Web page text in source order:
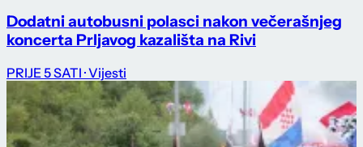
Dodatni autobusni polasci nakon večerašnjeg
koncerta Prljavog kazališta na Rivi
PRIJE 5 SATI · Vijesti